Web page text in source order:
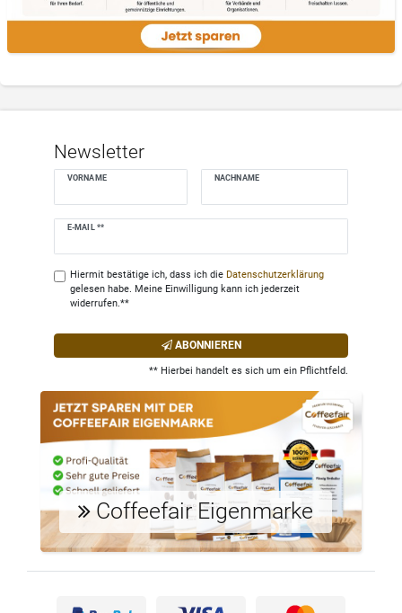
Newsletter
VORNAME NACHNAME
E-MAIL **
Newsletter
Hiermit bestätige ich, dass ich die Daten­schutz­erklärung
gelesen habe. Meine Einwilligung kann ich jederzeit
widerrufen.**
ABONNIEREN
** Hierbei handelt es sich um ein Pflichtfeld.
Coffeefair Eigenmarke